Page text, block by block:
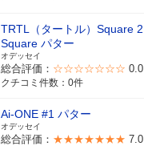
TRTL（タートル）Square 2
Square パター
オデッセイ
総合評価： ☆☆☆☆☆☆☆ 0.0
クチコミ件数：0件
Ai-ONE #1 パター
オデッセイ
総合評価： ★★★★★★★ 7.0